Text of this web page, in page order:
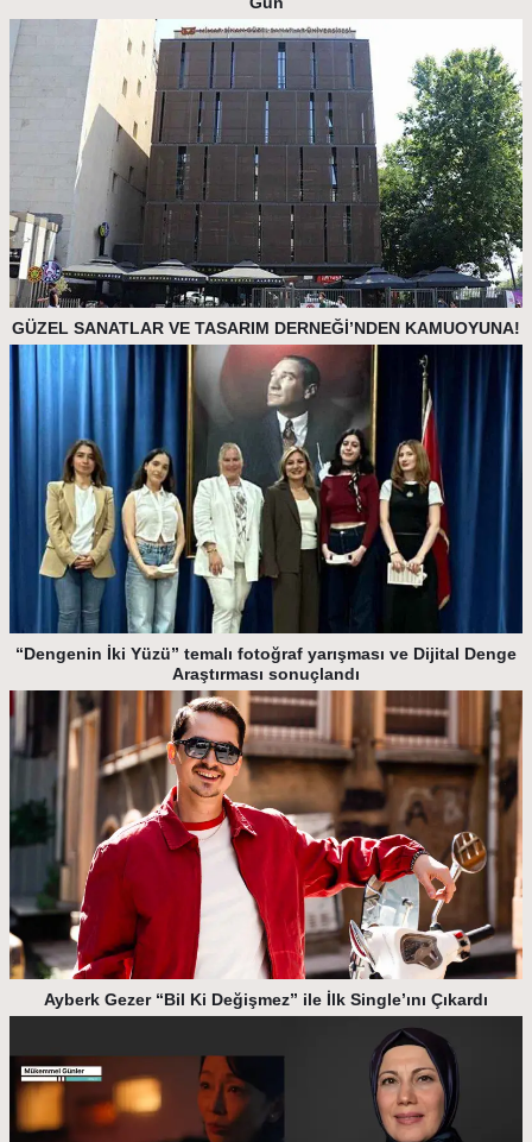
GÜZEL SANATLAR VE TASARIM DERNEĞİ’NDEN KAMUOYUNA!
“Dengenin İki Yüzü” temalı fotoğraf yarışması ve Dijital Denge
Araştırması sonuçlandı
Ayberk Gezer “Bil Ki Değişmez” ile İlk Single’ını Çıkardı